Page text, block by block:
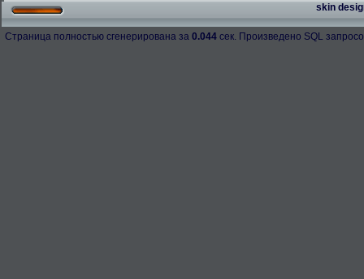
skin
Страница полностью сгенерирована за 0.044 сек. Произведено SQL